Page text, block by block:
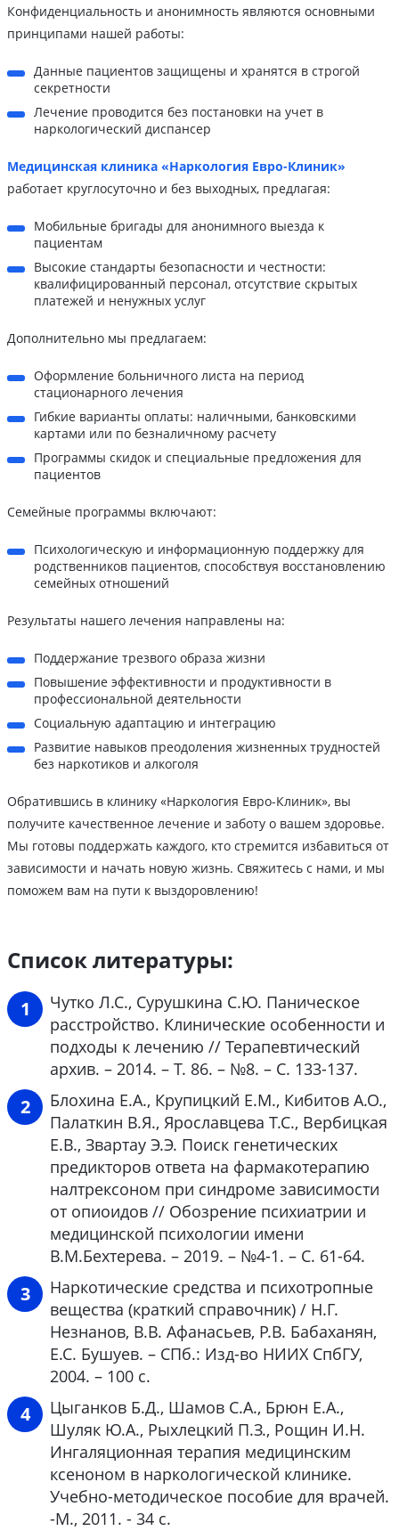
Конфиденциальность и анонимность являются основными
принципами нашей работы:
Данные пациентов защищены и хранятся в строгой
секретности
Лечение проводится без постановки на учет в
наркологический диспансер
Медицинская клиника «Наркология Евро-Клиник»
работает круглосуточно и без выходных, предлагая:
Мобильные бригады для анонимного выезда к
пациентам
Высокие стандарты безопасности и честности:
квалифицированный персонал, отсутствие скрытых
платежей и ненужных услуг
Дополнительно мы предлагаем:
Оформление больничного листа на период
стационарного лечения
Гибкие варианты оплаты: наличными, банковскими
картами или по безналичному расчету
Программы скидок и специальные предложения для
пациентов
Семейные программы включают:
Психологическую и информационную поддержку для
родственников пациентов, способствуя восстановлению
семейных отношений
Результаты нашего лечения направлены на:
Поддержание трезвого образа жизни
Повышение эффективности и продуктивности в
профессиональной деятельности
Социальную адаптацию и интеграцию
Развитие навыков преодоления жизненных трудностей
без наркотиков и алкоголя
Обратившись в клинику «Наркология Евро-Клиник», вы
получите качественное лечение и заботу о вашем здоровье.
Мы готовы поддержать каждого, кто стремится избавиться от
зависимости и начать новую жизнь. Свяжитесь с нами, и мы
поможем вам на пути к выздоровлению!
Список литературы:
Чутко Л.С., Сурушкина С.Ю. Паническое
расстройство. Клинические особенности и
подходы к лечению // Терапевтический
архив. – 2014. – Т. 86. – №8. – С. 133-137.
Блохина Е.А., Крупицкий Е.М., Кибитов А.О.,
Палаткин В.Я., Ярославцева Т.С., Вербицкая
Е.В., Звартау Э.Э. Поиск генетических
предикторов ответа на фармакотерапию
налтрексоном при синдроме зависимости
от опиоидов // Обозрение психиатрии и
медицинской психологии имени
В.М.Бехтерева. – 2019. – №4-1. – С. 61-64.
Наркотические средства и психотропные
вещества (краткий справочник) / Н.Г.
Незнанов, В.В. Афанасьев, Р.В. Бабаханян,
Е.С. Бушуев. – СПб.: Изд-во НИИХ СпбГУ,
2004. – 100 с.
Цыганков Б.Д., Шамов С.А., Брюн Е.А.,
Шуляк Ю.А., Рыхлецкий П.З., Рощин И.Н.
Ингаляционная терапия медицинским
ксеноном в наркологической клинике.
Учебно-методическое пособие для врачей.
-М., 2011. - 34 с.